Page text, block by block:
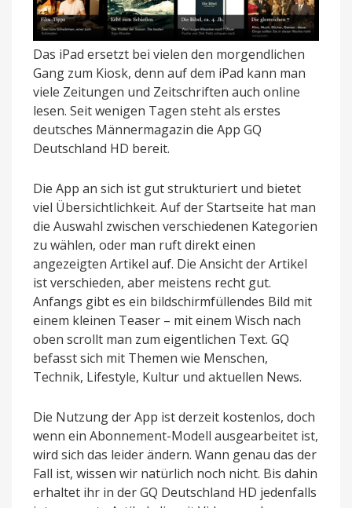
Das iPad ersetzt bei vielen den morgendlichen
Gang zum Kiosk, denn auf dem iPad kann man
viele Zeitungen und Zeitschriften auch online
lesen. Seit wenigen Tagen steht als erstes
deutsches Männermagazin die App GQ
Deutschland HD bereit.
Die App an sich ist gut strukturiert und bietet
viel Übersichtlichkeit. Auf der Startseite hat man
die Auswahl zwischen verschiedenen Kategorien
zu wählen, oder man ruft direkt einen
angezeigten Artikel auf. Die Ansicht der Artikel
ist verschieden, aber meistens recht gut.
Anfangs gibt es ein bildschirmfüllendes Bild mit
einem kleinen Teaser – mit einem Wisch nach
oben scrollt man zum eigentlichen Text. GQ
befasst sich mit Themen wie Menschen,
Technik, Lifestyle, Kultur und aktuellen News.
Die Nutzung der App ist derzeit kostenlos, doch
wenn ein Abonnement-Modell ausgearbeitet ist,
wird sich das leider ändern. Wann genau das der
Fall ist, wissen wir natürlich noch nicht. Bis dahin
erhaltet ihr in der GQ Deutschland HD jedenfalls